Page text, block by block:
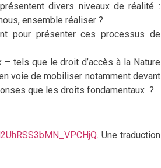
divers niveaux de réalité :
ensemble réaliser ?
pour présenter ces processus de
tels que le droit d’accès à la Nature
voie de mobiliser notamment devant
que les droits fondamentaux ?
. Une traduction